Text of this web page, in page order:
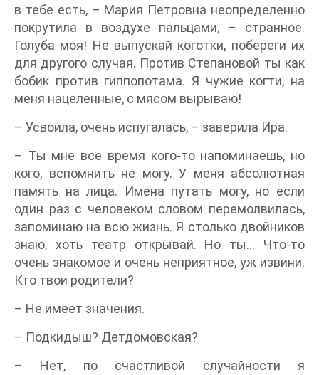
в тебе есть, – Мария Петровна неопределенно
покрутила в воздухе пальцами, – странное.
Голуба моя! Не выпускай коготки, побереги их
для другого случая. Против Степановой ты как
бобик против гиппопотама. Я чужие когти, на
меня нацеленные, с мясом вырываю!
– Усвоила, очень испугалась, – заверила Ира.
– Ты мне все время кого-то напоминаешь, но
кого, вспомнить не могу. У меня абсолютная
память на лица. Имена путать могу, но если
один раз с человеком словом перемолвилась,
запоминаю на всю жизнь. Я столько двойников
знаю, хоть театр открывай. Но ты… Что-то
очень знакомое и очень неприятное, уж извини.
Кто твои родители?
– Не имеет значения.
– Подкидыш? Детдомовская?
– Нет, по счастливой случайности я